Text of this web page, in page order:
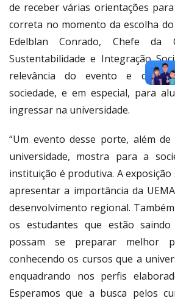
de receber várias orientações
correta no momento da escolha
Edelblan Conrado, Chefe da
Sustentabilidade e Integração
relevância do evento e da
sociedade, e em especial, para
ingressar na universidade.
“Um evento desse porte, além
universidade, mostra para a
instituição é produtiva. A
apresentar a importância da
desenvolvimento regional.
os estudantes que estão
possam se preparar melhor
conhecendo os cursos que a
enquadrando nos perfis
Esperamos que a busca pelos